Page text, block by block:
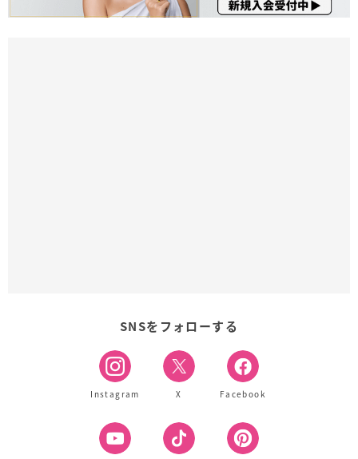
SNSをフォローする
Instagram X Facebook